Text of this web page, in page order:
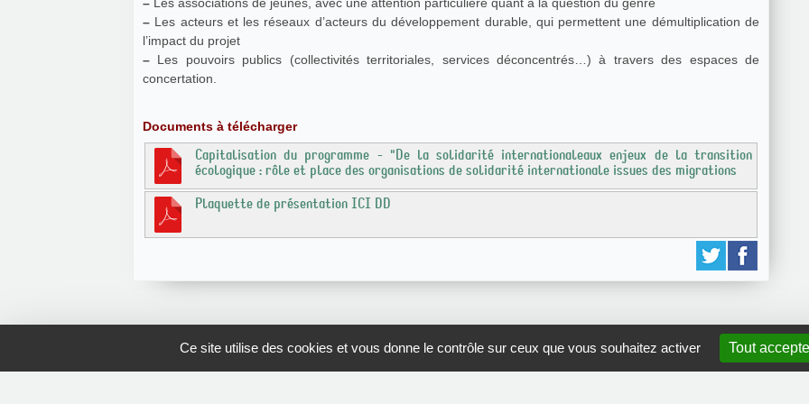
Ce site utilise des cookies et vous donne le contrôle sur ceux que vous souhaitez activer Tout
– Les acteurs et les réseaux d’acteurs du développement durable, qui permettent une démultiplication de
l’impact du projet
– Les pouvoirs publics (collectivités territoriales, services déconcentrés…) à travers des espaces de
concertation.
Documents à télécharger
Capitalisation du programme - "De la solidarité internationaleaux enjeux de la transition
écologique : rôle et place des organisations de solidarité internationale issues des migrations
Plaquette de présentation ICI DD
GRDR Copyright 2010 | |Plan du site|